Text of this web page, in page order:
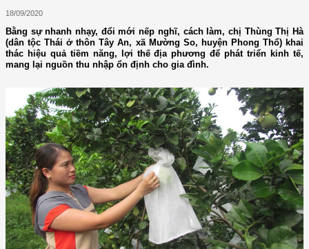
18/09/2020
Bằng sự nhanh nhạy, đổi mới nếp nghĩ, cách làm, chị Thùng Thị Hà
(dân tộc Thái ở thôn Tây An, xã Mường So, huyện Phong Thổ) khai
thác hiệu quả tiềm năng, lợi thế địa phương để phát triển kinh tế,
mang lại nguồn thu nhập ổn định cho gia đình.